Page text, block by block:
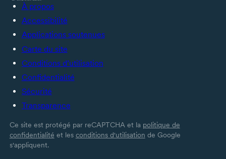
À propos
Accessibilité
Applications soutenues
Carte du site
Conditions d’utilisation
Confidentialité
Sécurité
Transparence
Ce site est protégé par reCAPTCHA et la politique de
confidentialité et les conditions d'utilisation de Google
s'appliquent.